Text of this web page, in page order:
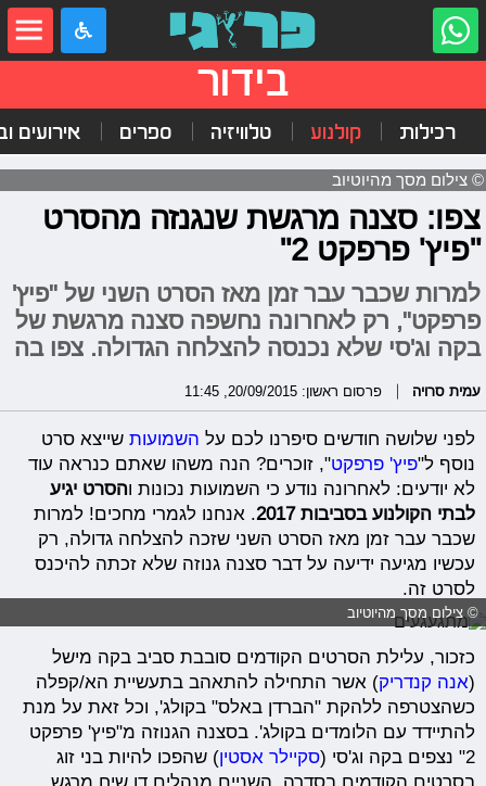
בידור
רכילות קולנוע טלוויזיה ספרים אירועים
© צילום מסך מהיוטיוב
צפו: סצנה מרגשת שנגנזה מהסרט
"פיץ' פרפקט 2"
למרות שכבר עבר זמן מאז הסרט השני של "פיץ'
פרפקט", רק לאחרונה נחשפה סצנה מרגשת של
בקה וג'סי שלא נכנסה להצלחה הגדולה. צפו בה
עמית סרויה פרסום ראשון: 20/09/2015, 11:45
לפני שלושה חודשים סיפרנו לכם על השמועות שייצא סרט
נוסף ל"פיץ' פרפקט", זוכרים? הנה משהו שאתם כנראה עוד
לא יודעים: לאחרונה נודע כי השמועות נכונות והסרט יגיע
לבתי הקולנוע בסביבות 2017
. אנחנו לגמרי מחכים! למרות
שכבר עבר זמן מאז הסרט השני שזכה להצלחה גדולה, רק
עכשיו מגיעה ידיעה על דבר סצנה גנוזה שלא זכתה להיכנס
לסרט זה.
© צילום מסך מהיוטיוב
כזכור, עלילת הסרטים הקודמים סובבת סביב בקה מישל
(אנה קנדריק) אשר התחילה להתאהב בתעשיית הא/קפלה
כשהצטרפה ללהקת "הברדן באלס" בקולג', וכל זאת על מנת
להתיידד עם הלומדים בקולג'. בסצנה הגנוזה מ"פיץ' פרפקט
2" נצפים בקה וג'סי (
סקיילר אסטין) שהפכו להיות בני זוג